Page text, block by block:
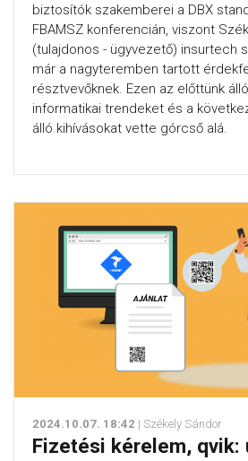
biztosítók szakemberei a DBX
FBAMSZ konferencián, viszont
(tulajdonos - ügyvezető) insurtech
már a nagyteremben tartott
résztvevőknek. Ezen az előttünk
informatikai trendeket és a
álló kihívásokat vette górcső alá.
2024.10.07. 18:42 | Székely Sándor
Fizetési kérelem, qvik: